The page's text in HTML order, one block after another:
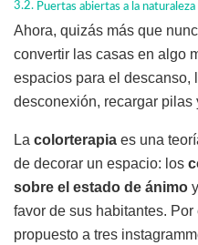
Puertas abiertas a la naturaleza
Ahora, quizás más que
convertir las casas en algo
espacios para el descanso,
desconexión, recargar pilas
La colorterapia es una
de decorar un espacio: los
sobre el estado de ánimo
favor de sus habitantes. Por
propuesto a tres